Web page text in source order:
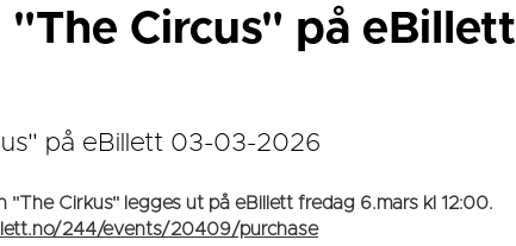
"The Circus" på eBillett
på eBillett 03-03-2026
"The Cirkus" legges ut på eBillett fredag 6.mars kl 12:00.
244/events/20409/purchase